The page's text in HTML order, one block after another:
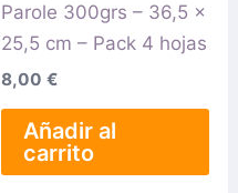
Parole 300grs – 36,5 x
25,5 cm – Pack 4 hojas
8,00 €
Añadir al
carrito